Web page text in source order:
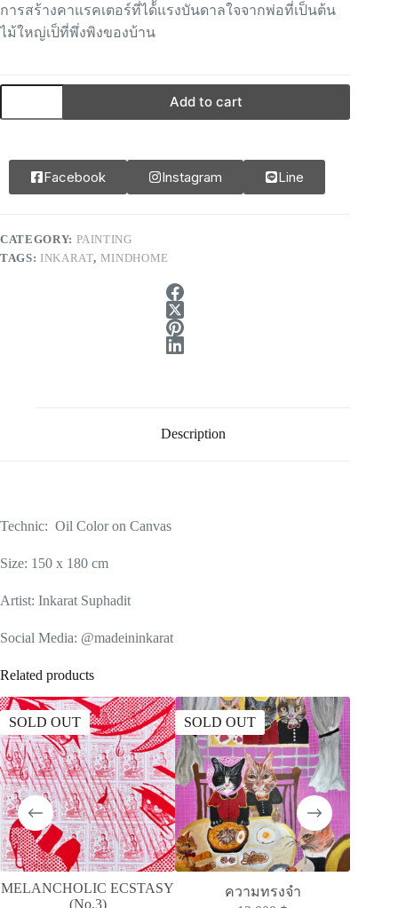
การสร้างคาแรคเตอร์ที่ได้้แรงบันดาลใจจากพ่อที่เป็นต้น
ไม้ใหญ่เป็ที่พึ่งพิงของบ้าน
Add to cart
Facebook Instagram Line
CATEGORY: PAINTING
TAGS: INKARAT, MINDHOME
Description
Technic: Oil Color on Canvas
Size: 150 x 180 cm
Artist: Inkarat Suphadit
Social Media: @madeininkarat
Related products
SOLD OUT
MELANCHOLIC ECSTASY
(No.3)
SOLD OUT
ความทรงจำ